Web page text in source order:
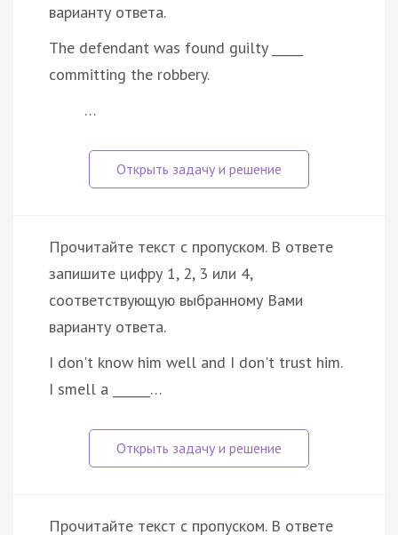
варианту ответа.
The defendant was found guilty _____
committing the robbery.
…
Прочитайте текст с пропуском. В ответе
запишите цифру 1, 2, 3 или 4,
соответствующую выбранному Вами
варианту ответа.
I don't know him well and I don't trust him.
I smell a ______…
Прочитайте текст с пропуском. В ответе